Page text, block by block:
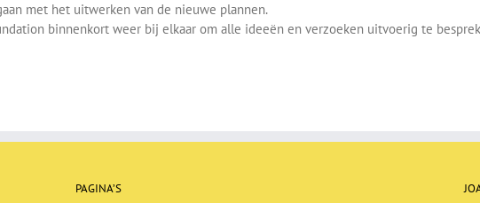
met het uitwerken van de nieuwe plannen.
binnenkort weer bij elkaar om alle ideeën en verzoeken uitvoerig te
PAGINA’S